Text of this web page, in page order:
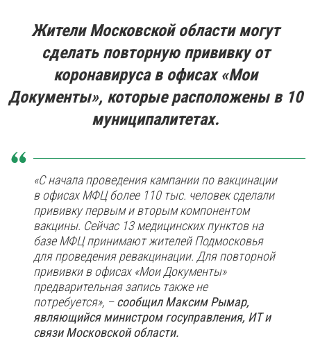
Жители Московской области могут
сделать повторную прививку от
коронавируса в офисах «Мои
Документы», которые расположены в 10
муниципалитетах.
«С начала проведения кампании по вакцинации
в офисах МФЦ более 110 тыс. человек сделали
прививку первым и вторым компонентом
вакцины. Сейчас 13 медицинских пунктов на
базе МФЦ принимают жителей Подмосковья
для проведения ревакцинации. Для повторной
прививки в офисах «Мои Документы»
предварительная запись также не
потребуется», –сообщилМаксим Рымар,
являющийсяминистром госуправления, ИТ и
связи Московской области.